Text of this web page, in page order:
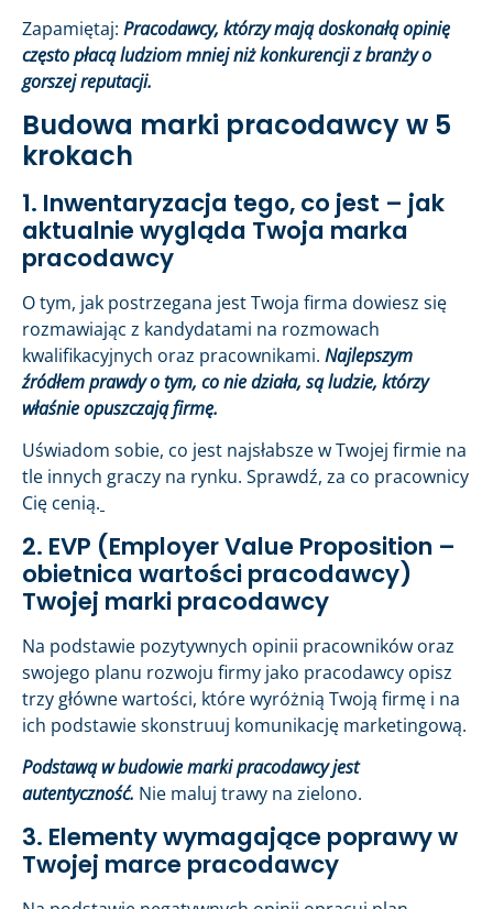
Zapamiętaj: Pracodawcy, którzy mają doskonałą opinię
często płacą ludziom mniej niż konkurencji z branży o
gorszej reputacji.
Budowa marki pracodawcy w 5
krokach
1. Inwentaryzacja tego, co jest – jak
aktualnie wygląda Twoja marka
pracodawcy
O tym, jak postrzegana jest Twoja firma dowiesz się
rozmawiając z kandydatami na rozmowach
kwalifikacyjnych oraz pracownikami. Najlepszym
źródłem prawdy o tym, co nie działa, są ludzie, którzy
właśnie opuszczają firmę.
Uświadom sobie, co jest najsłabsze w Twojej firmie na
tle innych graczy na rynku. Sprawdź, za co pracownicy
Cię cenią.
2. EVP (Employer Value Proposition –
obietnica wartości pracodawcy)
Twojej marki pracodawcy
Na podstawie pozytywnych opinii pracowników oraz
swojego planu rozwoju firmy jako pracodawcy opisz
trzy główne wartości, które wyróżnią Twoją firmę i na
ich podstawie skonstruuj komunikację marketingową.
Podstawą w budowie marki pracodawcy jest
autentyczność. Nie maluj trawy na zielono.
3. Elementy wymagające poprawy w
Twojej marce pracodawcy